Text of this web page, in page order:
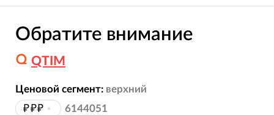
Обратите внимание
QTIM
Ценовой сегмент: верхний
₽₽₽ • 6144051